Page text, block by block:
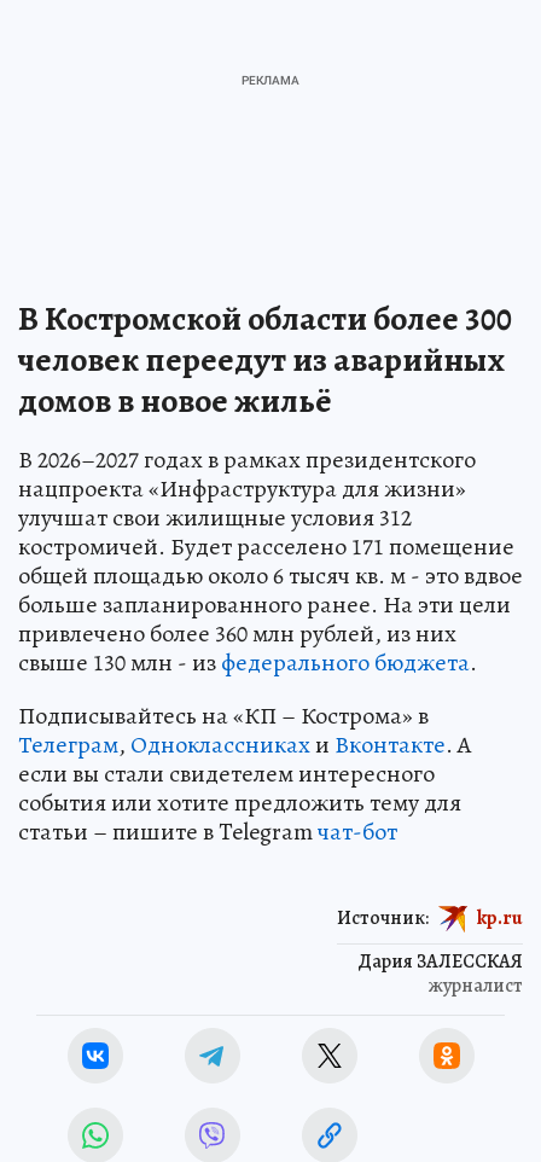
В Костромской области более 300
человек переедут из аварийных
домов в новое жильё
В 2026–2027 годах в рамках президентского
нацпроекта «Инфраструктура для жизни»
улучшат свои жилищные условия 312
костромичей. Будет расселено 171 помещение
общей площадью около 6 тысяч кв. м - это вдвое
больше запланированного ранее. На эти цели
привлечено более 360 млн рублей, из них
свыше 130 млн - изфедерального бюджета.
Подписывайтесь на «КП – Кострома» в
Телеграм, Одноклассникахи Вконтакте. А
если вы стали свидетелем интересного
события или хотите предложить тему для
статьи – пишите в Telegramчат-бот
Дария ЗАЛЕССКАЯ
журналист
Источник: kp.ru